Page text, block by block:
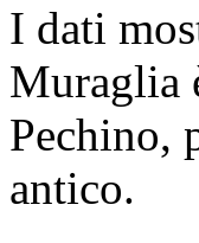
I dati
Muraglia
Pechino,
antico.